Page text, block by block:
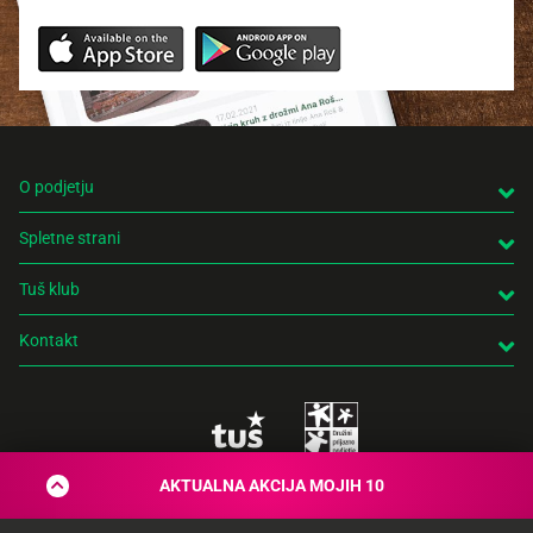
AKTUALNA AKCIJA MOJIH 10
O podjetju
Spletne strani
Tuš klub
Kontakt
© 2026 Engrotuš d.o.o.
Pravno obvestilo
Politika zasebnosti Piškotki